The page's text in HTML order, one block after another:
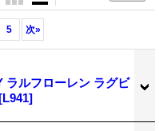
5 次»
ルフローレン ラグビ